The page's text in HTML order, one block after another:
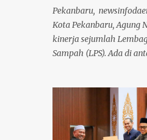
Tahun 2026 yang
Daerah," kata Eko
diwawancarai di
(1/6/2026). Seleksi
Yuzar dan Wakil Bupati
saat ini memasuki
seleksi dilaksanakan
yang diketuai Prof. Dr.
Pekanbaru,
Kota Pekanbaru, Agung
kinerja sejumlah
Sampah (LPS). Ada di
jawab untuk menangani
sampah di wilayahnya.
LPS masih butuh